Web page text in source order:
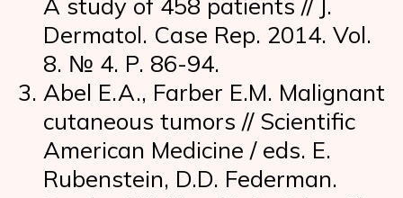
Dermatol. Case Rep. 2014. Vol.
8. № 4. P. 86-94.
Abel E.A., Farber E.M. Malignant
cutaneous tumors // Scientific
American Medicine / eds. E.
Rubenstein, D.D. Federman.